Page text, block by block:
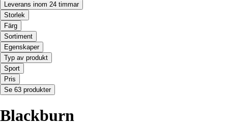
Leverans inom 24 timmar
Storlek
Färg
Sortiment
Egenskaper
Typ av produkt
Sport
Pris
Se 63 produkter
Blackburn